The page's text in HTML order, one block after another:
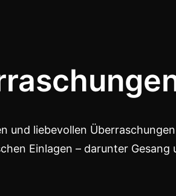
und liebevollen
Einlagen – darunter